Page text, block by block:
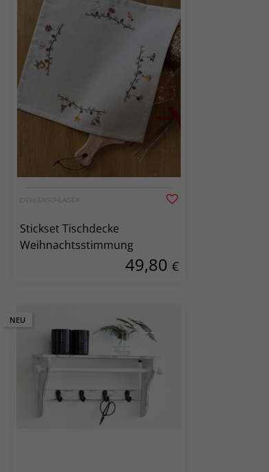
OEHLENSCHLÄGER
Stickset Tischdecke
Weihnachtsstimmung
49,80 €
NEU